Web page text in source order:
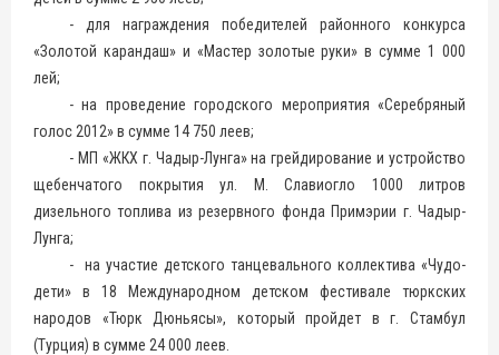
- для награждения победителей районного конкурса
«Золотой карандаш» и «Мастер золотые руки» в сумме 1 000
лей;
- на проведение городского мероприятия «Серебряный
голос 2012» в сумме 14 750 леев;
- МП «ЖКХ г. Чадыр-Лунга» на грейдирование и устройство
щебенчатого покрытия ул. М. Славиогло 1000 литров
дизельного топлива из резервного фонда Примэрии г. Чадыр-
Лунга;
- на участие детского танцевального коллектива «Чудо-
дети» в 18 Международном детском фестивале тюркских
народов «Тюрк Дюньясы», который пройдет в г. Стамбул
(Турция) в сумме 24 000 леев.